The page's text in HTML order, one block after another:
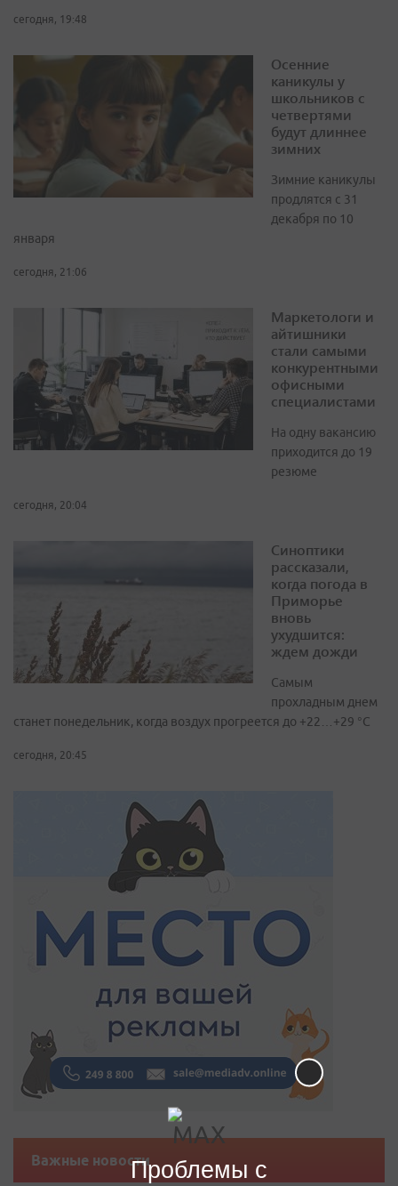
сегодня, 19:48
Осенние
каникулы у
школьников с
четвертями
будут длиннее
зимних
Зимние каникулы
продлятся с 31
декабря по 10
января
сегодня, 21:06
Маркетологи и
айтишники
стали самыми
конкурентными
офисными
специалистами
На одну вакансию
приходится до 19
резюме
сегодня, 20:04
Синоптики
рассказали,
когда погода в
Приморье
вновь
ухудшится:
ждем дожди
Самым
прохладным днем
станет понедельник, когда воздух прогреется до +22…+29 °С
сегодня, 20:45
Важные новостиПроблемы с